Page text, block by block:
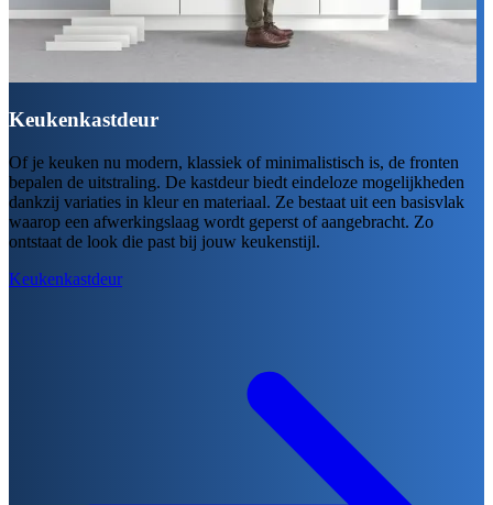
Keukenkastdeur
Of je keuken nu modern, klassiek of minimalistisch is, de fronten
bepalen de uitstraling. De kastdeur biedt eindeloze mogelijkheden
dankzij variaties in kleur en materiaal. Ze bestaat uit een basisvlak
waarop een afwerkingslaag wordt geperst of aangebracht. Zo
ontstaat de look die past bij jouw keukenstijl.
Keukenkastdeur